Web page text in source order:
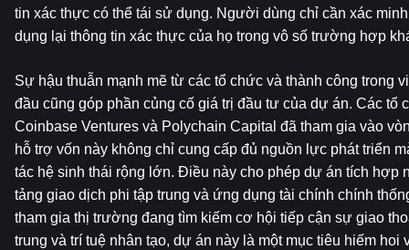
tin xác thực có thể tái sử dụng. Người dùng chỉ cần xác
dụng lại thông tin xác thực của họ trong vô số trường hợp
Sự hậu thuẫn mạnh mẽ từ các tổ chức và thành công trong
đầu cũng góp phần củng cố giá trị đầu tư của dự án. Các tổ
Coinbase Ventures và Polychain Capital đã tham gia vào
hỗ trợ vốn này không chỉ cung cấp đủ nguồn lực phát triển
tác hệ sinh thái rộng lớn. Điều này cho phép dự án tích hợp
tảng giao dịch phi tập trung và ứng dụng tài chính chính
tham gia thị trường đang tìm kiếm cơ hội tiếp cận sự giao
trung và trí tuệ nhân tạo, dự án này là một mục tiêu hiếm hoi